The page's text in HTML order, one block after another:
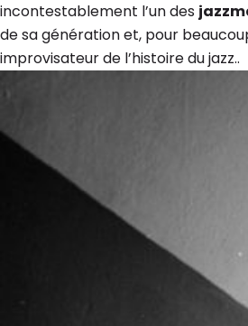
incontestablement l’un des
de sa génération et, pour
improvisateur de l’histoire du jazz..